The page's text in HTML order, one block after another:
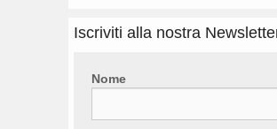
Iscriviti alla nostra
Nome